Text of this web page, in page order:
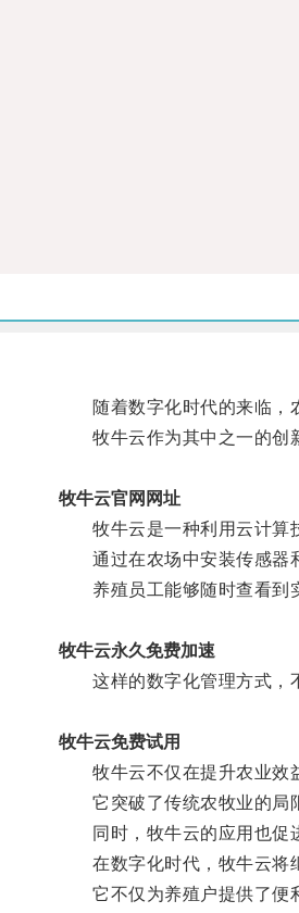
随着数字化时代的来临，农
牧牛云作为其中之一的创新
牧牛云官网网址
牧牛云是一种利用云计算技
通过在农场中安装传感器和
养殖员工能够随时查看到实
牧牛云永久免费加速
这样的数字化管理方式，不
牧牛云免费试用
牧牛云不仅在提升农业效益
它突破了传统农牧业的局限
同时，牧牛云的应用也促进
在数字化时代，牧牛云将继
它不仅为养殖户提供了便利